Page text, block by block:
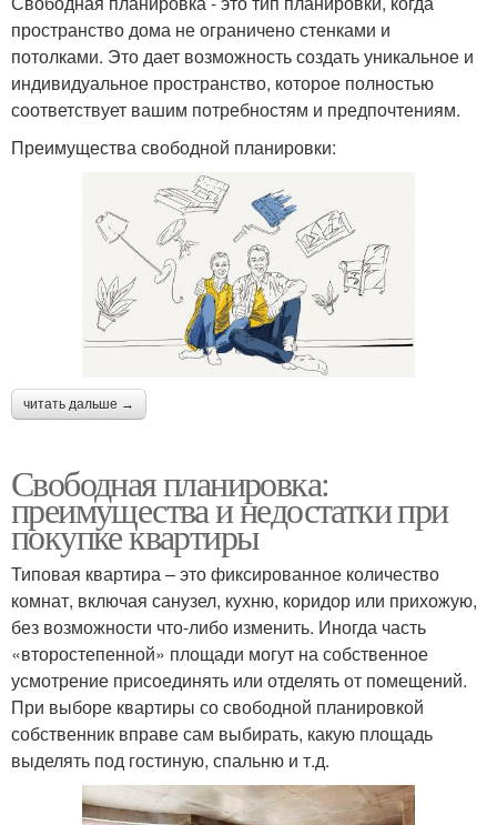
пространство дома не ограничено стенками и
потолками. Это дает возможность создать уникальное и
индивидуальное пространство, которое полностью
соответствует вашим потребностям и предпочтениям.
Преимущества свободной планировки:
читать дальше →
Свободная планировка:
преимущества и недостатки при
покупке квартиры
Типовая квартира – это фиксированное количество
комнат, включая санузел, кухню, коридор или прихожую,
без возможности что-либо изменить. Иногда часть
«второстепенной» площади могут на собственное
усмотрение присоединять или отделять от помещений.
При выборе квартиры со свободной планировкой
собственник вправе сам выбирать, какую площадь
выделять под гостиную, спальню и т.д.